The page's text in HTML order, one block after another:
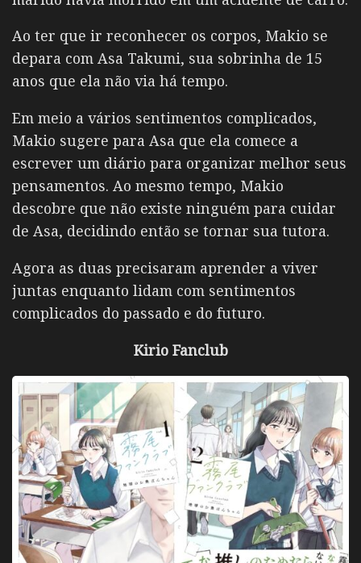
Ao ter que ir reconhecer os corpos, Makio se
depara com Asa Takumi, sua sobrinha de 15
anos que ela não via há tempo.
Em meio a vários sentimentos complicados,
Makio sugere para Asa que ela comece a
escrever um diário para organizar melhor seus
pensamentos. Ao mesmo tempo, Makio
descobre que não existe ninguém para cuidar
de Asa, decidindo então se tornar sua tutora.
Agora as duas precisaram aprender a viver
juntas enquanto lidam com sentimentos
complicados do passado e do futuro.
Kirio Fanclub